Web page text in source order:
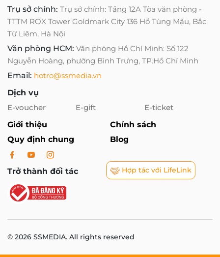
Trụ sở chính: Trụ sở chính: Tầng 12A Tòa văn phòng -
TTTM ROX Tower Goldmark City 136 Hồ Tùng Mậu, Bắc
Từ Liêm, Hà Nội
Văn phòng HCM: Văn phòng Hồ Chí Minh: Số 122
Nguyễn Hoàng, phường Bình Trưng, TP.Hồ Chí Minh
Email: hotro@ssmedia.vn
Dịch vụ
E-voucher
E-gift
E-ticket
Giới thiệu
Chính sách
Quy định chung
Blog
Trở thành đối tác Hợp tác với LifeLink
© 2026 SSMEDIA. All rights reserved